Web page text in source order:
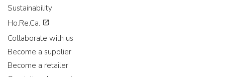
Sustainability
Ho.Re.Ca.
Collaborate with us
Become a supplier
Become a retailer